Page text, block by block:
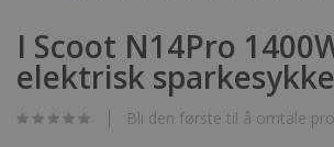
til
begynnelsen
av
bildegalleri
I Scoot N14Pro
elektrisk
Bli den første til å omtale